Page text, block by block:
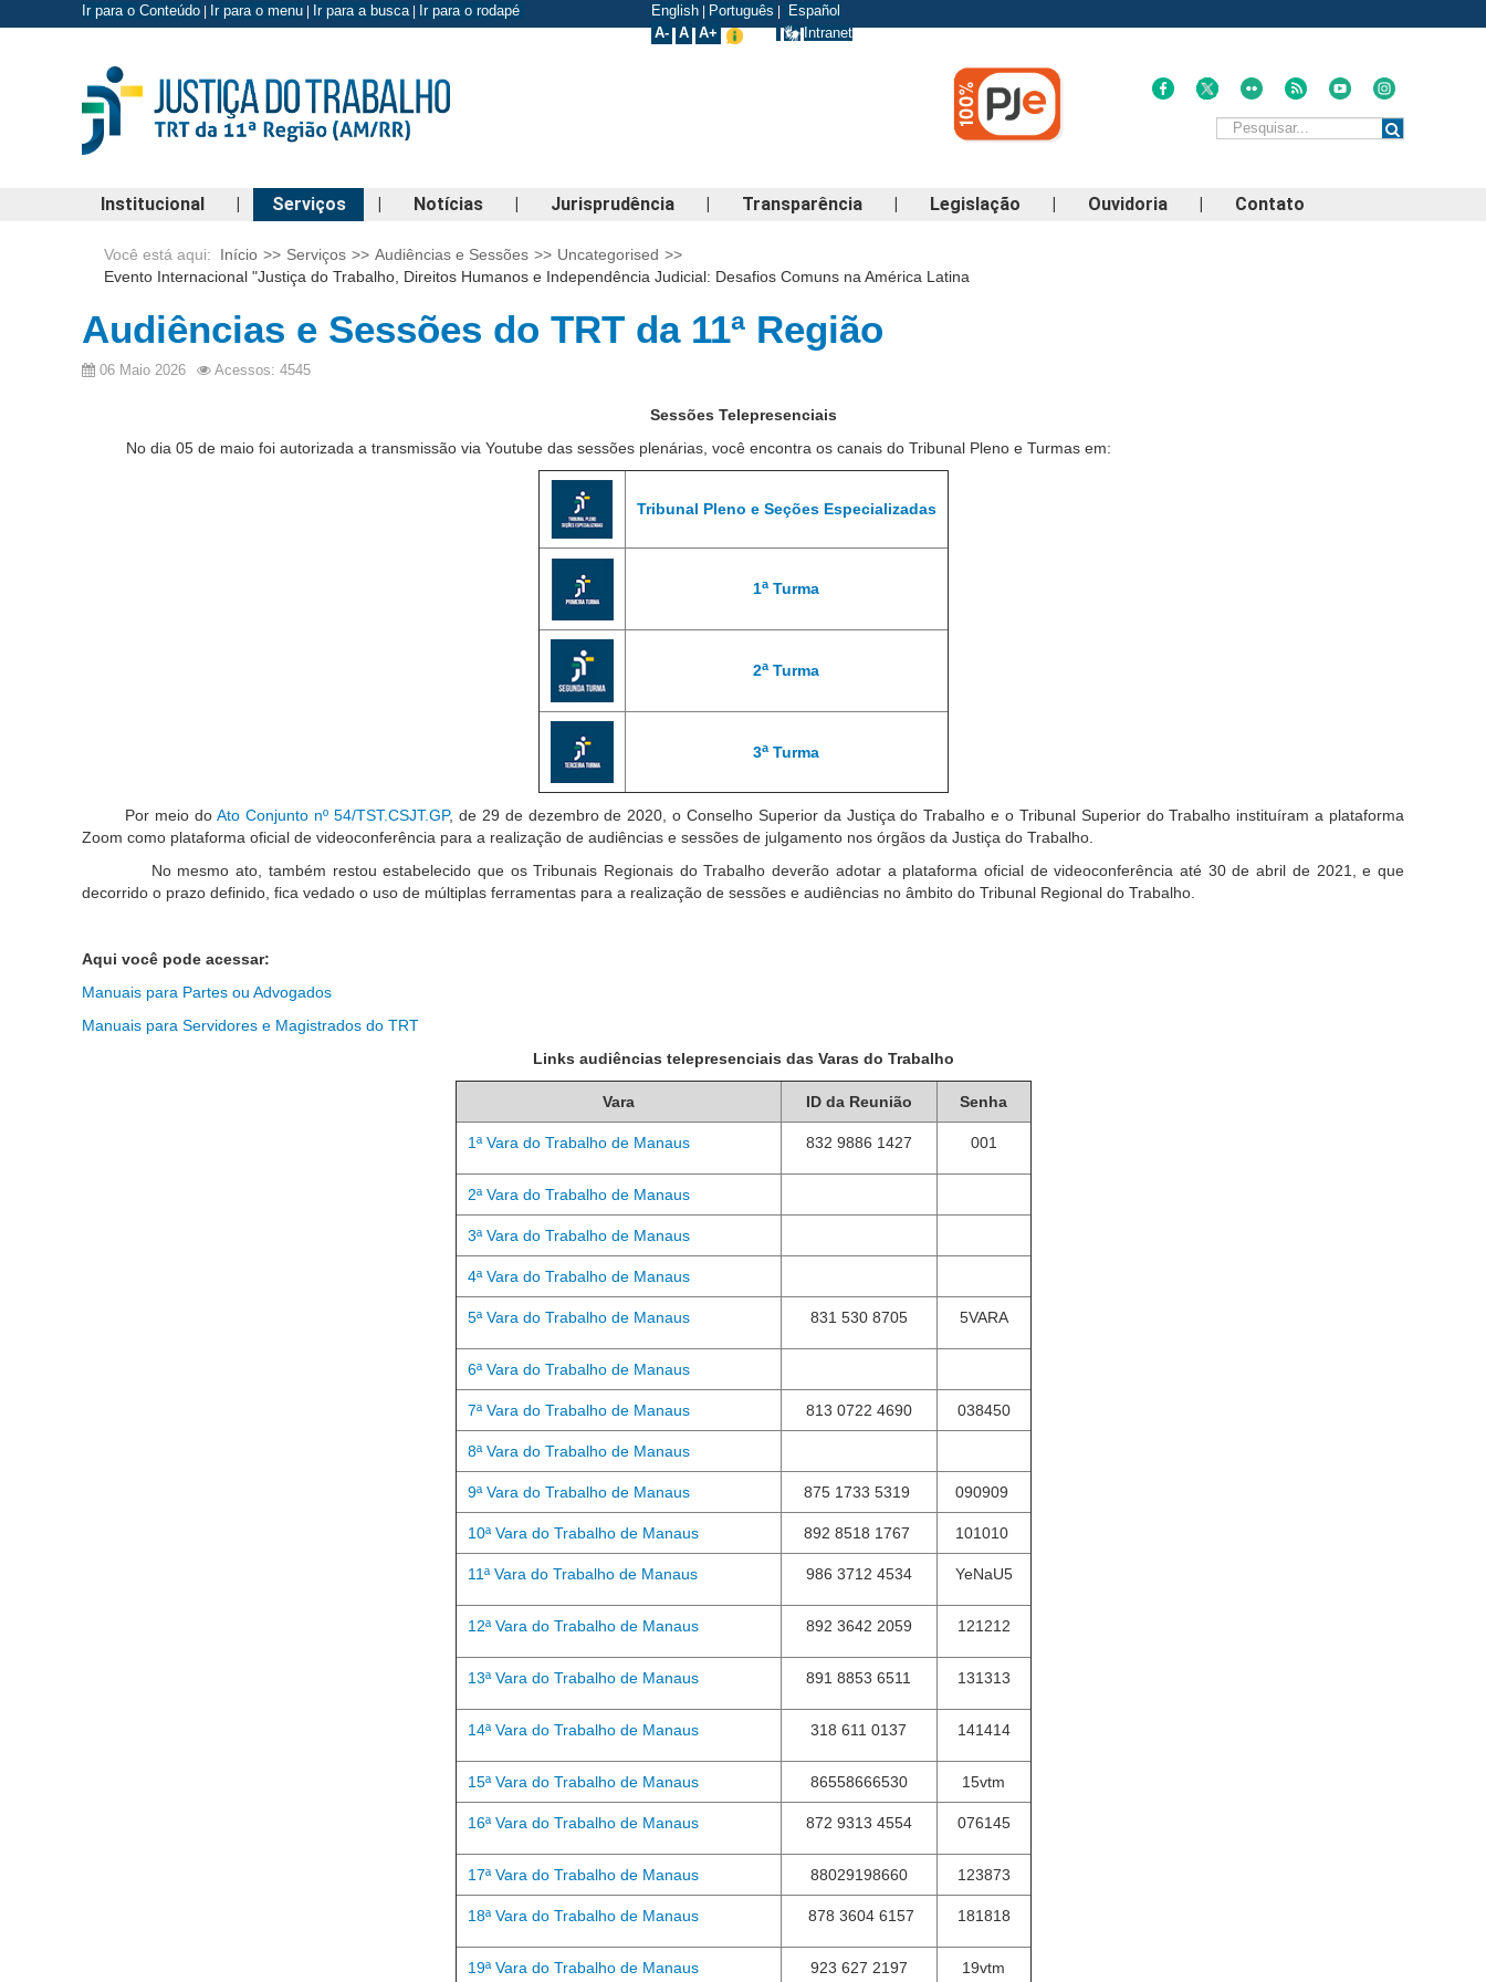
Ir para o Conteúdo Ir para o menu Ir para a busca| Ir para o rodapé English Português
Español
A- A A+ Intranet
Institucional | Serviços | Notícias | Jurisprudência | Transparência | Legislação | Ouvidoria | Contato
Você está aqui: Início >> Serviços >> Audiências e Sessões >> Uncategorised >>
Evento Internacional "Justiça do Trabalho, Direitos Humanos e Independência Judicial: Desafios Comuns na América Latina
Audiências e Sessões do TRT da 11ª Região
06 Maio 2026 Acessos: 4545
Sessões Telepresenciais
No dia 05 de maio foi autorizada a transmissão via Youtube das sessões plenárias, você encontra os canais do Tribunal Pleno e Turmas em:
Tribunal Pleno e Seções Especializadas
1aTurma
2aTurma
3aTurma
Por meio doAto Conjunto nº 54/TST.CSJT.GP, de 29 de dezembro de 2020, o Conselho Superior da Justiça do Trabalho e o Tribunal Superior do Trabalho instituíram a plataforma
Zoom como plataforma oficial de videoconferência para a realização de audiências e sessões de julgamento nos órgãos da Justiça do Trabalho.
No mesmo ato, também restou estabelecido que os Tribunais Regionais do Trabalho deverão adotar a plataforma oficial de videoconferência até 30 de abril de 2021, e que
decorrido o prazo definido, fica vedado o uso de múltiplas ferramentas para a realização de sessões e audiências no âmbito do Tribunal Regional do Trabalho.
Aqui você pode acessar:
Manuais para Partes ou Advogados
Manuais para Servidores e Magistrados do TRT
Links audiências telepresenciais das Varas do Trabalho
Vara ID da Reunião Senha
1ª Vara do Trabalho de Manaus 832 9886 1427 001
2ª Vara do Trabalho de Manaus
3ª Vara do Trabalho de Manaus
4ª Vara do Trabalho de Manaus
5ª Vara do Trabalho de Manaus 831 530 8705 5VARA
6ª Vara do Trabalho de Manaus
7ª Vara do Trabalho de Manaus 813 0722 4690 038450
8ª Vara do Trabalho de Manaus
9ª Vara do Trabalho de Manaus 875 1733 5319 090909
10ª Vara do Trabalho de Manaus 892 8518 1767 101010
11ª Vara do Trabalho de Manaus 986 3712 4534 YeNaU5
12ª Vara do Trabalho de Manaus 892 3642 2059 121212
13ª Vara do Trabalho de Manaus 891 8853 6511 131313
14ª Vara do Trabalho de Manaus 318 611 0137 141414
15ª Vara do Trabalho de Manaus 86558666530 15vtm
16ª Vara do Trabalho de Manaus 872 9313 4554 076145
17ª Vara do Trabalho de Manaus 88029198660 123873
18ª Vara do Trabalho de Manaus 878 3604 6157 181818
19ª Vara do Trabalho de Manaus 923 627 2197 19vtm